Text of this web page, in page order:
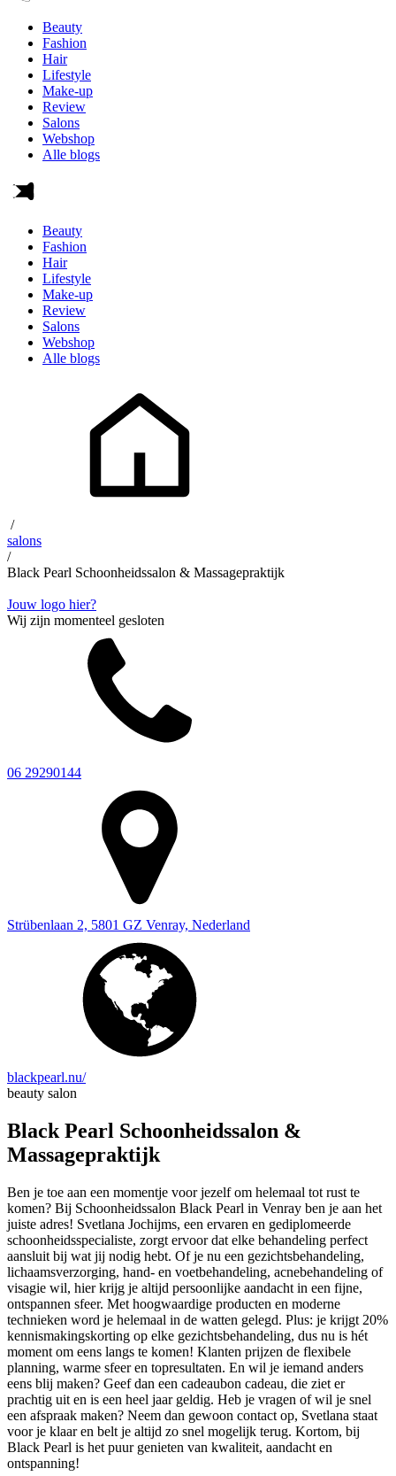
Beauty
Fashion
Hair
Lifestyle
Make-up
Review
Salons
Webshop
Alle blogs
Beauty
Fashion
Hair
Lifestyle
Make-up
Review
Salons
Webshop
Alle blogs
/
salons
/
Black Pearl Schoonheidssalon & Massagepraktijk
Jouw logo hier?
Wij zijn momenteel gesloten
06 29290144
Strübenlaan 2, 5801 GZ Venray, Nederland
blackpearl.nu/
beauty salon
Black Pearl Schoonheidssalon &
Massagepraktijk
Ben je toe aan een momentje voor jezelf om helemaal tot rust te
komen? Bij Schoonheidssalon Black Pearl in Venray ben je aan het
juiste adres! Svetlana Jochijms, een ervaren en gediplomeerde
schoonheidsspecialiste, zorgt ervoor dat elke behandeling perfect
aansluit bij wat jij nodig hebt. Of je nu een gezichtsbehandeling,
lichaamsverzorging, hand- en voetbehandeling, acnebehandeling of
visagie wil, hier krijg je altijd persoonlijke aandacht in een fijne,
ontspannen sfeer. Met hoogwaardige producten en moderne
technieken word je helemaal in de watten gelegd. Plus: je krijgt 20%
kennismakingskorting op elke gezichtsbehandeling, dus nu is hét
moment om eens langs te komen! Klanten prijzen de flexibele
planning, warme sfeer en topresultaten. En wil je iemand anders
eens blij maken? Geef dan een cadeaubon cadeau, die ziet er
prachtig uit en is een heel jaar geldig. Heb je vragen of wil je snel
een afspraak maken? Neem dan gewoon contact op, Svetlana staat
voor je klaar en belt je altijd zo snel mogelijk terug. Kortom, bij
Black Pearl is het puur genieten van kwaliteit, aandacht en
ontspanning!